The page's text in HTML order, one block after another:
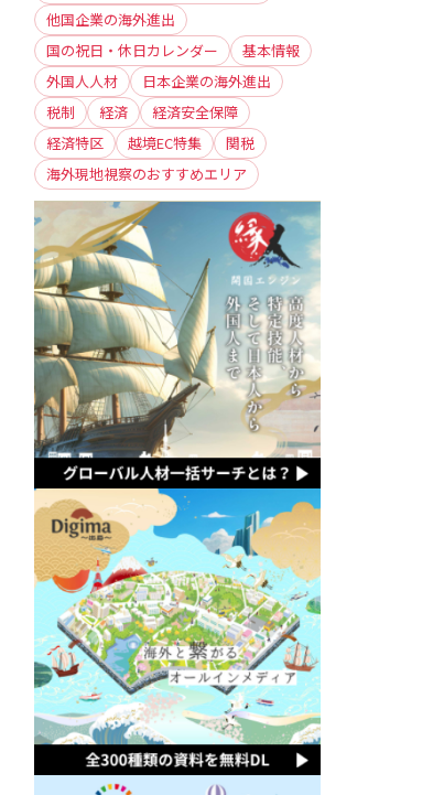
他国企業の海外進出
国の祝日・休日カレンダー
基本情報
外国人人材
日本企業の海外進出
税制
経済
経済安全保障
経済特区
越境EC特集
関税
海外現地視察のおすすめエリア